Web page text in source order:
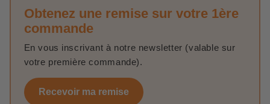
Obtenez une remise sur votre 1ère
commande
En vous inscrivant à notre newsletter (valable sur
votre première commande).
Recevoir ma remise